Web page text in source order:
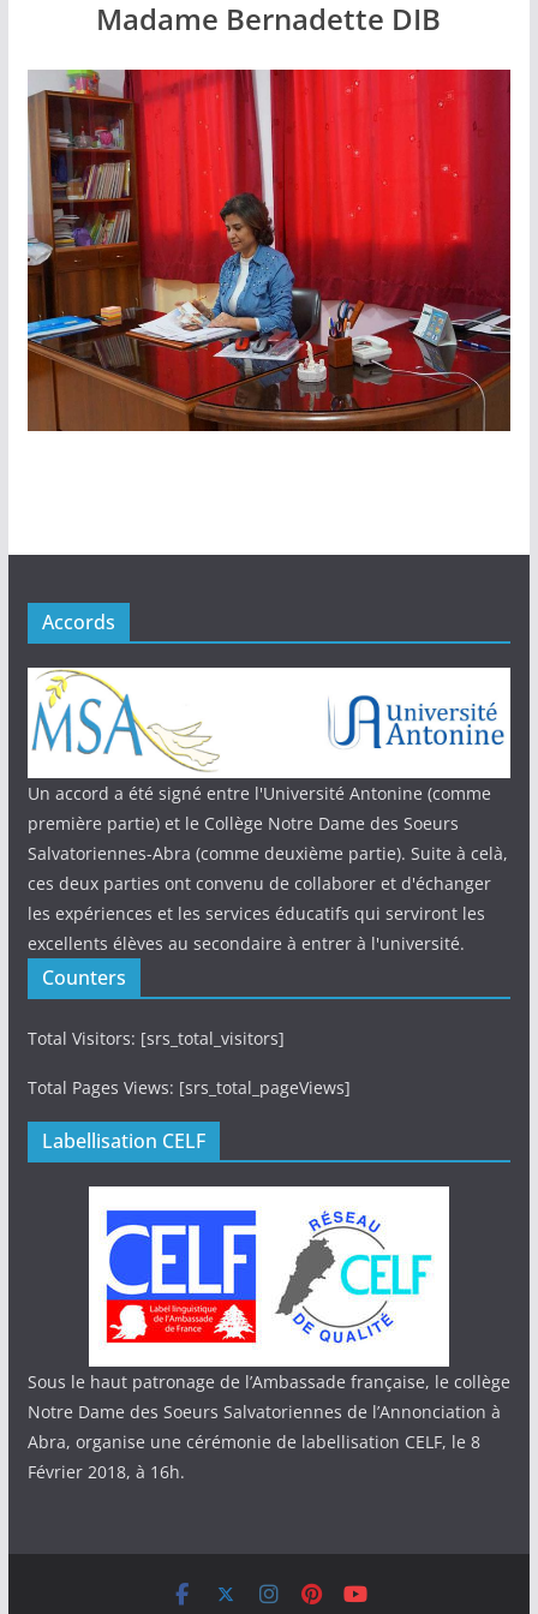
Madame Bernadette DIB
Accords
Un accord a été signé entre l'Université Antonine (comme
première partie) et le Collège Notre Dame des Soeurs
Salvatoriennes-Abra (comme deuxième partie). Suite à celà,
ces deux parties ont convenu de collaborer et d'échanger
les expériences et les services éducatifs qui serviront les
excellents élèves au secondaire à entrer à l'université.
Counters
Total Visitors: [srs_total_visitors]
Total Pages Views: [srs_total_pageViews]
Labellisation CELF
Sous le haut patronage de l’Ambassade française, le collège
Notre Dame des Soeurs Salvatoriennes de l’Annonciation à
Abra, organise une cérémonie de labellisation CELF, le 8
Février 2018, à 16h.